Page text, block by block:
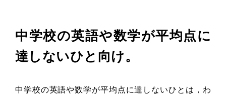
中学校の英語や数学が平均点に
達しないひと向け。
中学校の英語や数学が平均点に達しないひとは，わ